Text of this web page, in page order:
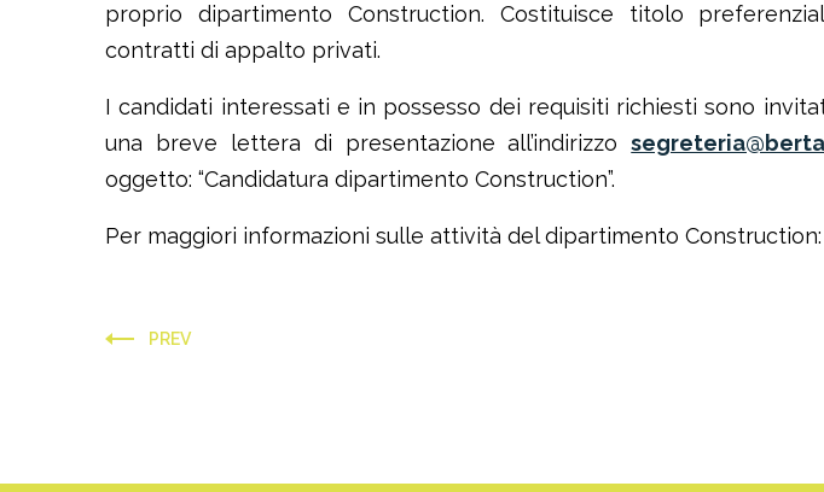
proprio dipartimento Construction. Costituisce titolo
contratti di appalto privati.
I candidati interessati e in possesso dei requisiti richiesti sono
una breve lettera di presentazione all’indirizzo
oggetto: “Candidatura dipartimento Construction”.
Per maggiori informazioni sulle attività del dipartimento Construction:
PREV